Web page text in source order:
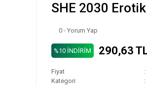
SHE 2030
0 - Yorum Yap
%10 İNDİRİM 290,63
Fiyat
Kategori